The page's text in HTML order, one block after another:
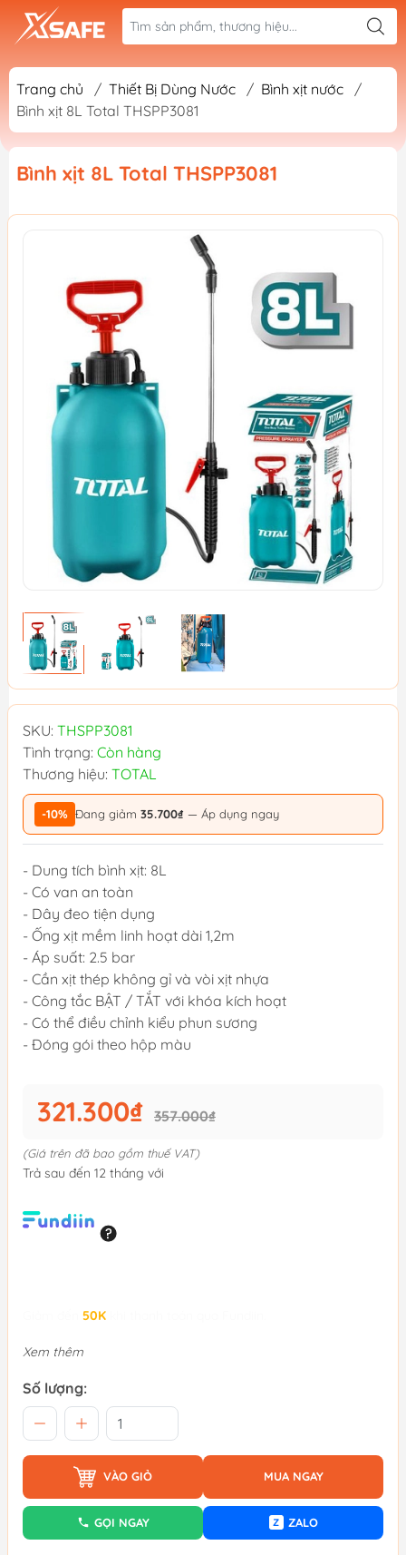
Trang chủ / Thiết Bị Dùng Nước / Bình xịt nước
/
Bình xịt 8L Total THSPP3081
Bình xịt 8L Total THSPP3081
SKU: THSPP3081
Tình trạng: Còn hàng
Thương hiệu: TOTAL
-10% Đang giảm 35.700₫ — Áp dụng ngay
- Dung tích bình xịt: 8L
- Có van an toàn
- Dây đeo tiện dụng
- Ống xịt mềm linh hoạt dài 1,2m
- Áp suất: 2.5 bar
- Cần xịt thép không gỉ và vòi xịt nhựa
- Công tắc BẬT / TẮT với khóa kích hoạt
- Có thể điều chỉnh kiểu phun sương
- Đóng gói theo hộp màu
321.300₫ 357.000₫
(Giá trên đã bao gồm thuế VAT)
Trả sau đến 12 tháng với
50K
Xem thêm
Số lượng:
VÀO GIỎ MUA NGAY
GỌI NGAY Z ZALO